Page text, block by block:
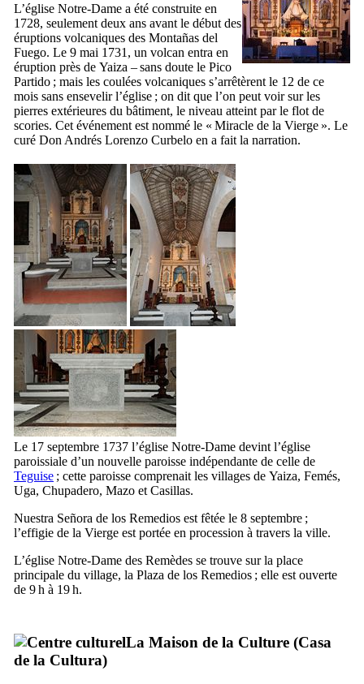
L’église Notre-Dame a été construite en
1728, seulement deux ans avant le début des
éruptions volcaniques des Montañas del
Fuego. Le 9 mai 1731, un volcan entra en
éruption près de Yaiza – sans doute le Pico
Partido ; mais les coulées volcaniques s’arrêtèrent le 12 de ce
mois sans ensevelir l’église ; on dit que l’on peut voir sur les
pierres extérieures du bâtiment, le niveau atteint par le flot de
scories. Cet événement est nommé le « Miracle de la Vierge ». Le
curé Don Andrés Lorenzo Curbelo en a fait la narration.
Le 17 septembre 1737 l’église Notre-Dame devint l’église
paroissiale d’un nouvelle paroisse indépendante de celle de
Teguise ; cette paroisse comprenait les villages de Yaiza, Femés,
Uga, Chupadero, Mazo et Casillas.
Nuestra Señora de los Remedios est fêtée le 8 septembre ;
l’effigie de la Vierge est portée en procession à travers la ville.
L’église Notre-Dame des Remèdes se trouve sur la place
principale du village, la Plaza de los Remedios ; elle est ouverte
de 9 h à 19 h.
La Maison de la Culture (Casa
de la Cultura)